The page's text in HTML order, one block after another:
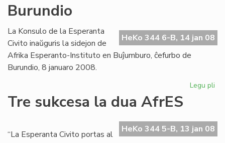
la
Burundio
HeKo 344 6-B, 14 jan 08
La Konsulo de la Esperanta
Civito inaŭguris la sidejon de
Afrika Esperanto-Instituto en Buĵumburo, ĉefurbo de
Burundio, 8 januaro 2008.
Legu pli
Tre sukcesa la dua AfrES
HeKo 344 5-B, 13 jan 08
“La Esperanta Civito portas al